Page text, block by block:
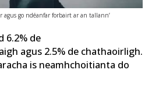
agus go ndéanfar forbairt ar an tallann’
6.2% de
agus 2.5% de chathaoirligh.
is neamhchoitianta do